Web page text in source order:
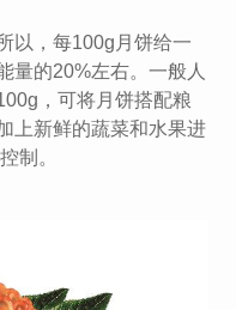
以，每100g月饼给一
量的20%左右。一般人
，可将月饼搭配粮
上新鲜的蔬菜和水果进
制。